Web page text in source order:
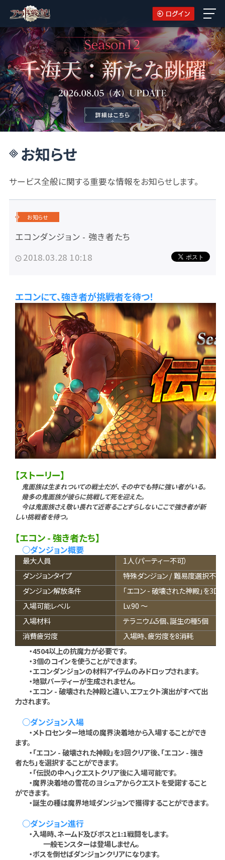
お知らせ
サービス全般に関する重要な情報をお知らせします。
お知らせ
エコンダンジョン - 強き者たち
2018.03.28 10:18
エコンにて、強き者が挑戦者を待つ！
【ストーリー】
鬼面族は生まれついての戦士だが、その中でも特に強い者がいる。
幾多の鬼面族が彼らに挑戦して死を迎えた。
今は鬼面族さえ敬い畏れて近寄ることすらしないここで強き者が新
しい挑戦者を待つ。
【エコン - 強き者たち】
○ダンジョン概要
最大人員
1人（パーティー不可）
ダンジョンタイプ
特殊ダンジョン / 難易度選択不可
ダンジョン解放条件
「エコン - 破壊された神殿」を3回
入場可能レベル
Lv.90 ～
入場材料
テラニウム5個、誕生の種5個
消費疲労度
入場時、疲労度を8消耗
・4504以上の抗魔力が必要です。
・3個のコインを使うことができます。
・エコンダンジョンの材料アイテムのみドロップされます。
・地獄パーティーが生成されません。
・エコン - 破壊された神殿と違い、エフェクト演出がすべて出
力されます。
○ダンジョン入場
・メトロセンター地域の魔界決着地から入場することができ
ます。
・「エコン - 破壊された神殿」を3回クリア後、「エコン - 強き
者たち」を選択することができます。
・「伝説の中へ」クエストクリア後に入場可能です。
・魔界決着地の雪花のヨシュアからクエストを受諾すること
ができます。
・誕生の種は魔界地域ダンジョンで獲得することができます。
○ダンジョン進行
・入場時、ネームド及びボスと1:1戦闘をします。
一般モンスターは登場しません。
・ボスを倒せばダンジョンクリアになります。